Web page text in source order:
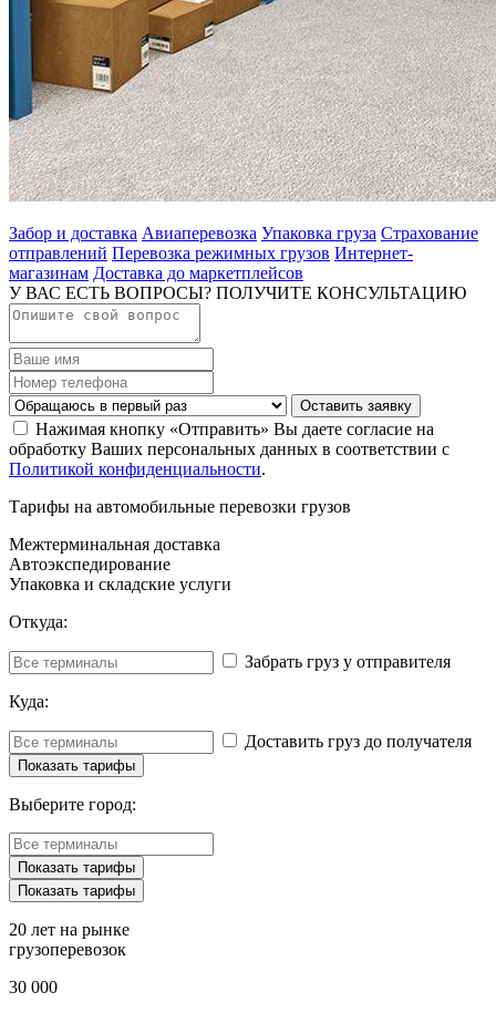
Забор и доставка Авиаперевозка Упаковка груза Страхование
отправлений Перевозка режимных грузов Интернет-
магазинам Доставка до маркетплейсов
У ВАС ЕСТЬ ВОПРОСЫ? ПОЛУЧИТЕ КОНСУЛЬТАЦИЮ
Оставить заявку
Нажимая кнопку «Отправить» Вы даете согласие на
обработку Ваших персональных данных в соответствии с
Политикой конфиденциальности.
Тарифы на автомобильные перевозки грузов
Межтерминальная доставка
Автоэкспедирование
Упаковка и складские услуги
Откуда:
Забрать груз у отправителя
Куда:
Доставить груз до получателя
Выберите город:
20 лет на рынке
грузоперевозок
30 000